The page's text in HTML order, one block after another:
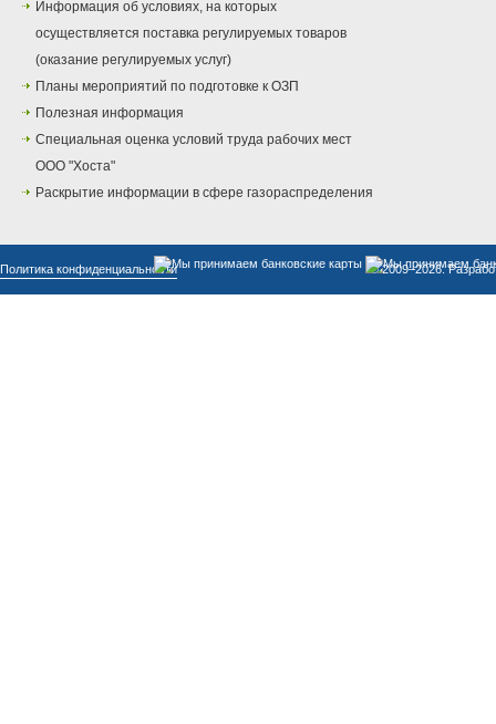
Информация об условиях, на которых
осуществляется поставка регулируемых товаров
(оказание регулируемых услуг)
Планы мероприятий по подготовке к ОЗП
Полезная информация
Специальная оценка условий труда рабочих мест
ООО "Хоста"
Раскрытие информации в сфере газораспределения
Политика конфиденциальности © 2009–2026.